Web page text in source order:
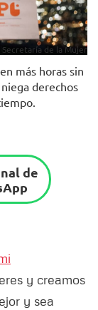
Secretaría de la Mujer
más horas sin
derechos
de
y creamos
y sea